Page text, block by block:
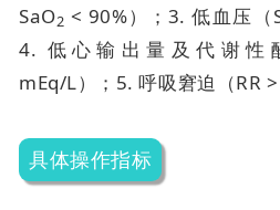
SaO2 < 90%）； 3. 低血压（
4. 低心输出量及代谢性
mEq/L）； 5. 呼吸窘迫（RR
具体操作指标